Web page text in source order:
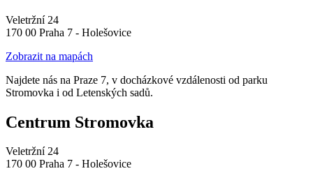
Veletržní 24
170 00 Praha 7 - Holešovice
Zobrazit na mapách
Najdete nás na Praze 7, v docházkové vzdálenosti od parku
Stromovka i od Letenských sadů.
Centrum Stromovka
Veletržní 24
170 00 Praha 7 - Holešovice